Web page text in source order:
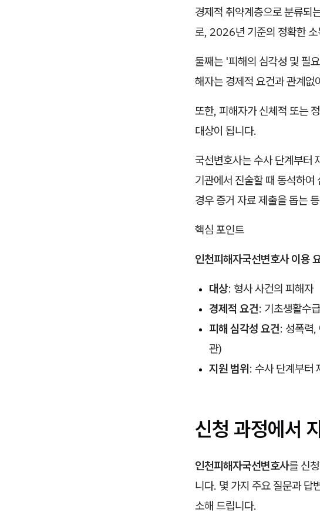
경제적 취약계층으로 분류되
로, 2026년 기준의 정확한 소
둘째는 '피해의 심각성 및 필
해자는 경제적 요건과 관계없
또한, 피해자가 신체적 또는
대상이 됩니다.
국선변호사는 수사 단계부터
기관에서 진술할 때 동석하
경우 증거 자료 제출을 돕는
핵심 포인트
인천피해자국선변호사 이용
대상: 형사 사건의 피해자
경제적 요건: 기초생활수
피해 심각성 요건: 성폭력,
관)
지원 범위: 수사 단계부터
신청 과정에서
인천피해자국선변호사를 신
니다. 몇 가지 주요 질문과 답
소해 드립니다.